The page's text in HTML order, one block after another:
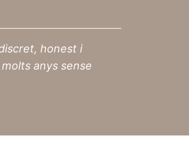
honest i
anys sense